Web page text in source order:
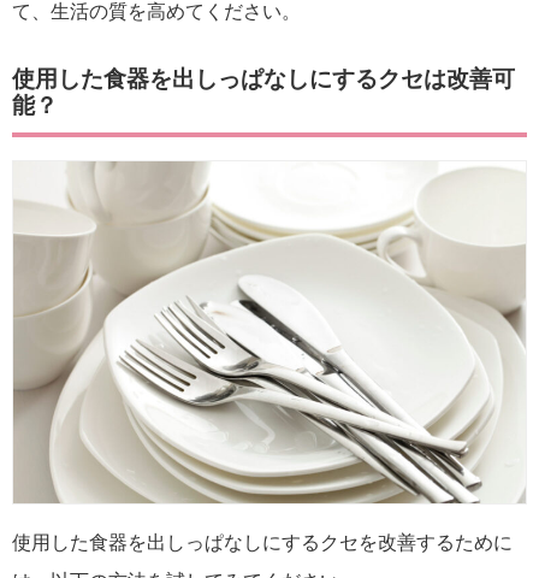
て、生活の質を高めてください。
使用した食器を出しっぱなしにするクセは改善可
能？
使用した食器を出しっぱなしにするクセを改善するために